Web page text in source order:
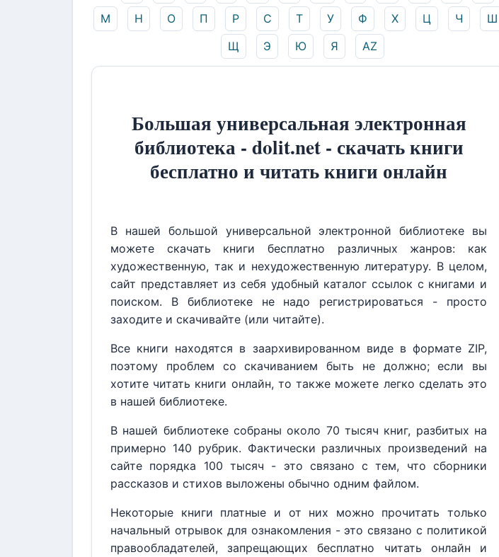
М
Н О П Р С Т У Ф Х Ц Ч
Ш
Щ
Э Ю Я AZ
Большая универсальная электронная
библиотека - dolit.net - скачать книги
бесплатно и читать книги онлайн
В нашей большой универсальной электронной библиотеке вы
можете скачать книги бесплатно различных жанров: как
художественную, так и нехудожественную литературу. В целом,
сайт представляет из себя удобный каталог ссылок с книгами и
поиском. В библиотеке не надо регистрироваться - просто
заходите и скачивайте (или читайте).
Все книги находятся в заархивированном виде в формате ZIP,
поэтому проблем со скачиванием быть не должно; если вы
хотите читать книги онлайн, то также можете легко сделать это
в нашей библиотеке.
В нашей библиотеке собраны около 70 тысяч книг, разбитых на
примерно 140 рубрик. Фактически различных произведений на
сайте порядка 100 тысяч - это связано с тем, что сборники
рассказов и стихов выложены обычно одним файлом.
Некоторые книги платные и от них можно прочитать только
начальный отрывок для ознакомления - это связано с политикой
правообладателей, запрещающих бесплатно читать онлайн и